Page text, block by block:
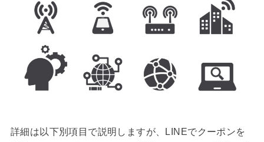
詳細は以下別項目で説明しますが、LINEでクーポンを